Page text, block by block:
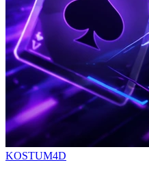
KOSTUM4D